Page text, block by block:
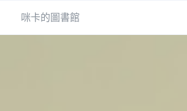
咪卡的圖書館